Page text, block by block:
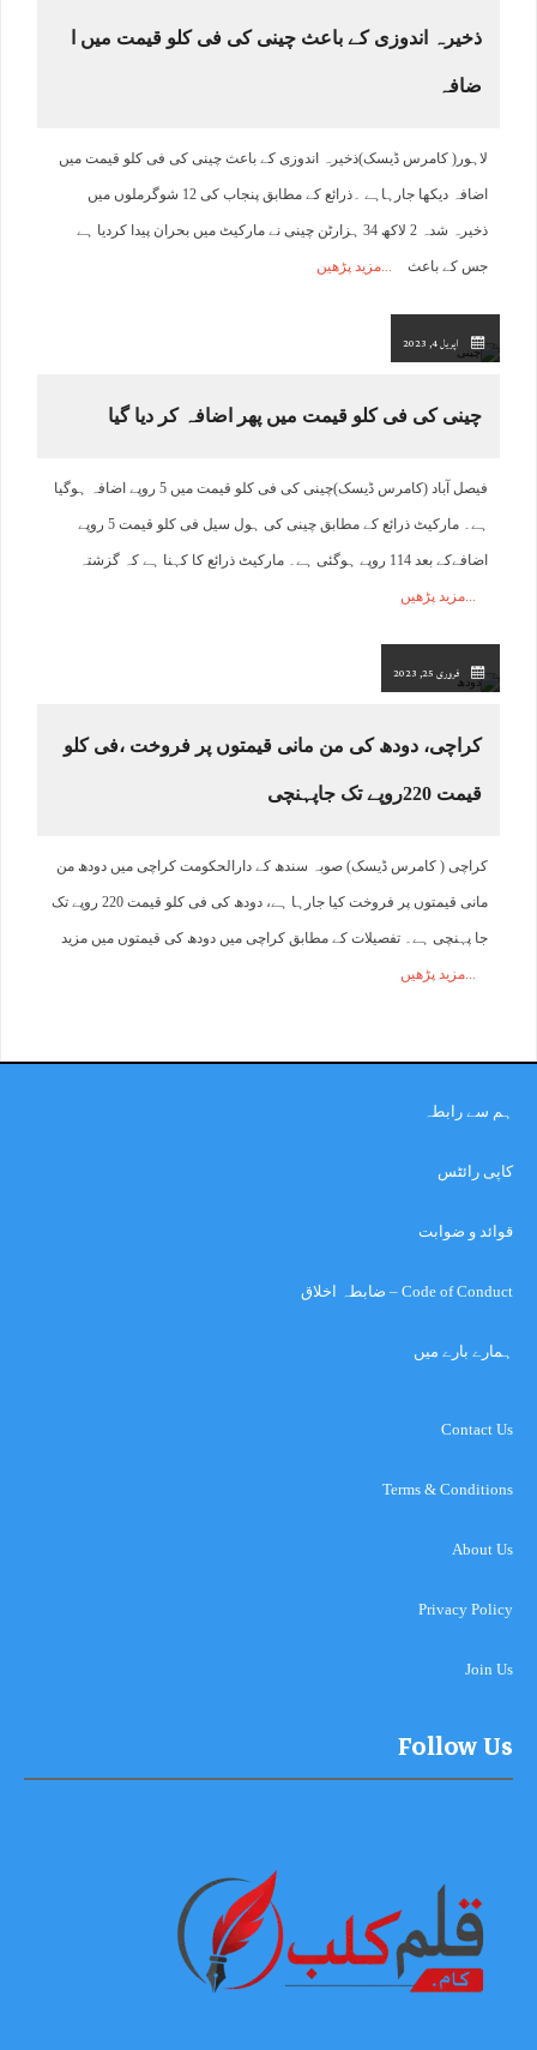
ذخیرہ اندوزی کے باعث چینی کی فی کلو قیمت میں ا
ضافہ
لاہور( کامرس ڈیسک)ذخیرہ اندوزی کے باعث چینی کی فی کلو قیمت میں
اضافہ دیکھا جارہاہے ۔ذرائع کے مطابق پنجاب کی 12 شوگرملوں میں
ذخیرہ شدہ 2 لاکھ 34 ہزارٹن چینی نے مارکیٹ میں بحران پیدا کردیا ہے
جس کے باعث مزید پڑھیں
اپریل 4, 2023
چینی کی فی کلو قیمت میں پھر اضافہ کر دیا گیا
فیصل آباد (کامرس ڈیسک)چینی کی فی کلو قیمت میں 5 روپے اضافہ ہوگیا
ہے۔ مارکیٹ ذرائع کے مطابق چینی کی ہول سیل فی کلو قیمت 5 روپے
اضافےکے بعد 114 روپے ہوگئی ہے۔ مارکیٹ ذرائع کا کہنا ہے کہ گزشتہ
مزید پڑھیں
فروری 25, 2023
کراچی، دودھ کی من مانی قیمتوں پر فروخت ،فی کلو
قیمت 220روپے تک جاپہنچی
کراچی ( کامرس ڈیسک) صوبہ سندھ کے دارالحکومت کراچی میں دودھ من
مانی قیمتوں پر فروخت کیا جارہا ہے، دودھ کی فی کلو قیمت 220 روپے تک
جا پہنچی ہے۔ تفصیلات کے مطابق کراچی میں دودھ کی قیمتوں میں مزید
مزید پڑھیں
ہم سے رابطہ
کاپی رائٹس
قوائد و ضوابت
Code of Conduct – ضابطہ اخلاق
ہمارے بارے میں
Contact Us
Terms & Conditions
About Us
Privacy Policy
Join Us
Follow Us